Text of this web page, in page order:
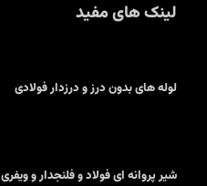
لینک های مفید
لوله های بدون درز و درزدار فولادی
شیر پروانه ای فولاد و فلنجدار و ویفری